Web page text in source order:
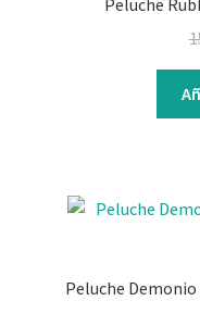
Peluche
Peluche